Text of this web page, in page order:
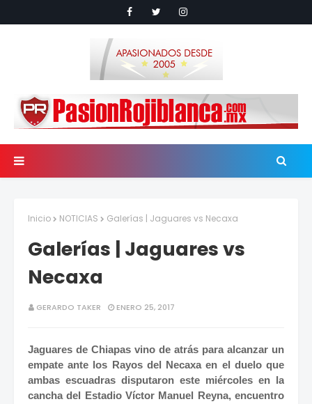
Inicio NOTICIAS Galerías | Jaguares vs Necaxa
Galerías | Jaguares vs
Necaxa
GERARDO TAKER ENERO 25, 2017
Jaguares de Chiapas vino de atrás para alcanzar un
empate ante los Rayos del Necaxa en el duelo que
ambas escuadras disputaron este miércoles en la
cancha del Estadio Víctor Manuel Reyna, encuentro